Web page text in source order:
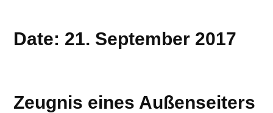
Date: 21. September 2017
Zeugnis eines Außenseiters